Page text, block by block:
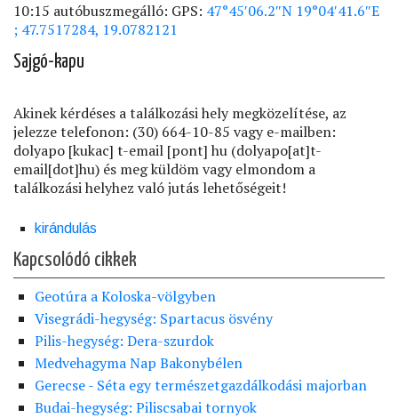
10:15 autóbuszmegálló: GPS: 47°45′06.2″N 19°04′41.6″E
; 47.7517284, 19.0782121
Sajgó-kapu
Akinek kérdéses a találkozási hely megközelítése, az
jelezze telefonon: (30) 664-10-85 vagy e-mailben:
dolyapo [kukac] t-email [pont] hu (dolyapo[at]t-
email[dot]hu) és meg küldöm vagy elmondom a
találkozási helyhez való jutás lehetőségeit!
kirándulás
Kapcsolódó cikkek
Geotúra a Koloska-völgyben
Visegrádi-hegység: Spartacus ösvény
Pilis-hegység: Dera-szurdok
Medvehagyma Nap Bakonybélen
Gerecse - Séta egy természetgazdálkodási majorban
Budai-hegység: Piliscsabai tornyok